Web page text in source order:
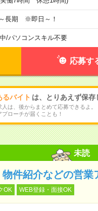
～長期 ※即日～！
/パソコンスキル不要
応募す
るバイト は、とりあえず保存
は、後からまとめて応募できるよ。
ローチが届くことも！
未読
物件紹介などの営
OK WEB登録・面接OK